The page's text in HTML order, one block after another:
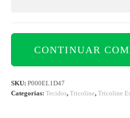
CONTINUAR
SKU:P000EL1D47
Categorias:Tecidos,Tricoline,Tricoline